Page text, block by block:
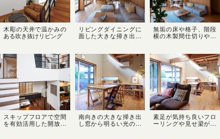
木彫の天井で温かみの
ある吹き抜けリビング
リビングダイニングに
面した大きな掃き出し
らお庭に続く開放的な
空間に✨木々の緑を室
内からも楽しめる開放
的な心地良いくつろぎ
空間
無垢の床や格子、階段
横の木製間仕切りや吹
れるLDK。開放的な吹
き抜けを通して、家族
がどこにいても身近に
感じる住まいです。
スキップフロアで空間
を有効活用した開放的
南向きの大きな掃き出
し窓から明るい光の差
素足が気持ち良いフロ
ーリングや見せ梁が迫